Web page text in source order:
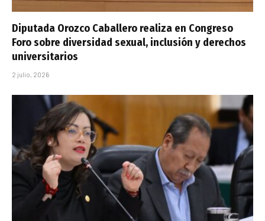
Diputada Orozco Caballero realiza en Congreso
Foro sobre diversidad sexual, inclusión y derechos
universitarios
2 julio, 2026